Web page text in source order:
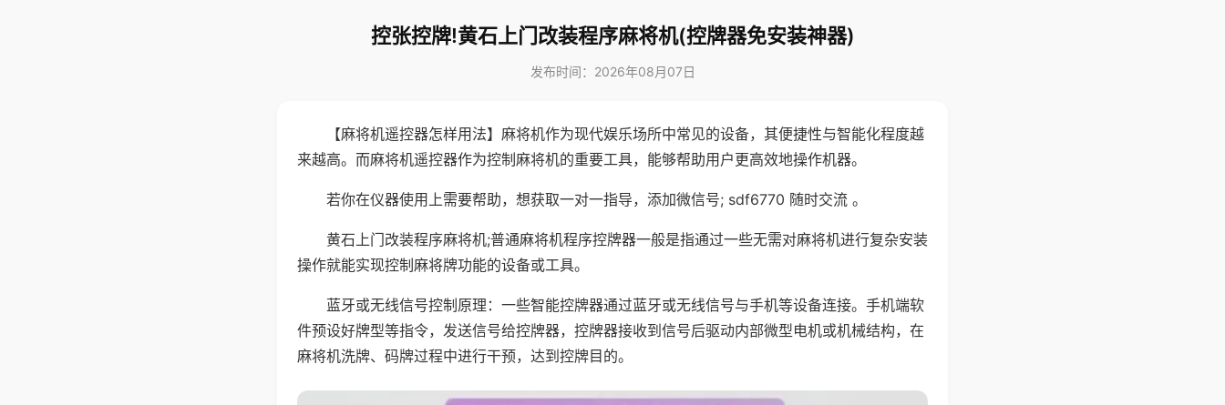
控张控牌!黄石上门改装程序麻将机(控牌器免安装神器)
发布时间：2026年08月07日
【麻将机遥控器怎样用法】麻将机作为现代娱乐场所中常见的设备，其便捷性与智能化程度越
来越高。而麻将机遥控器作为控制麻将机的重要工具，能够帮助用户更高效地操作机器。
若你在仪器使用上需要帮助，想获取一对一指导，添加微信号; sdf6770 随时交流 。
黄石上门改装程序麻将机;普通麻将机程序控牌器一般是指通过一些无需对麻将机进行复杂安装
操作就能实现控制麻将牌功能的设备或工具。
蓝牙或无线信号控制原理：一些智能控牌器通过蓝牙或无线信号与手机等设备连接。手机端软
件预设好牌型等指令，发送信号给控牌器，控牌器接收到信号后驱动内部微型电机或机械结构，在
麻将机洗牌、码牌过程中进行干预，达到控牌目的。